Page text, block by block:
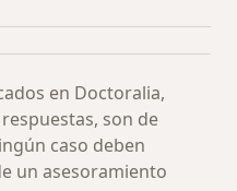
en Doctoralia,
son de
caso deben
un asesoramiento